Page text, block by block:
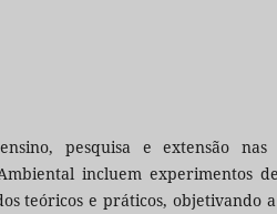
pesquisa e extensão
incluem experimentos
teóricos e práticos, objetivando